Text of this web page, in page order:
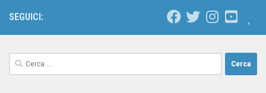
SEGUICI: